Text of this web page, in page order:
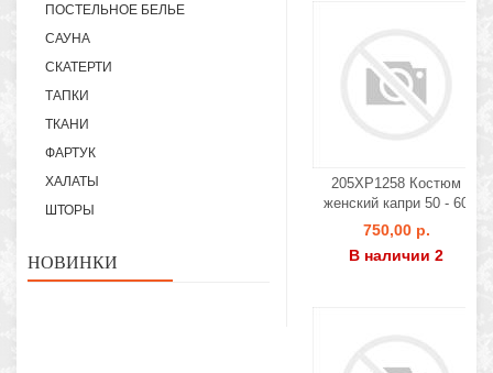
ПОСТЕЛЬНОЕ БЕЛЬЕ
САУНА
СКАТЕРТИ
ТАПКИ
ТКАНИ
ФАРТУК
ХАЛАТЫ
ШТОРЫ
НОВИНКИ
205ХР1258 Костюм
женский капри 50 - 60
750,00 р.
В наличии 2